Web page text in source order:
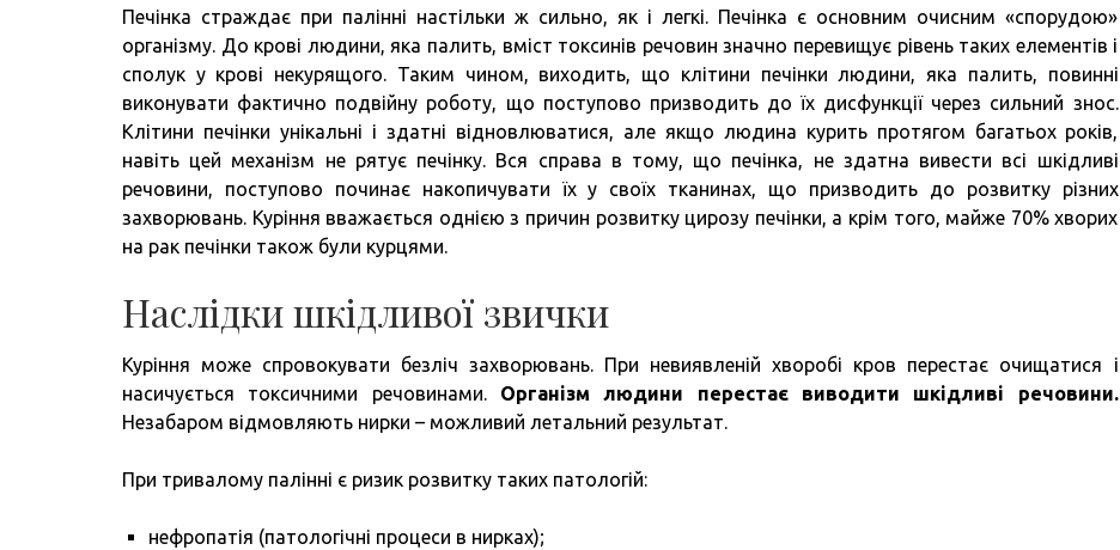
Печінка страждає при палінні настільки ж сильно, як і легкі. Печінка є основним очисним «спорудою»
організму. До крові людини, яка палить, вміст токсинів речовин значно перевищує рівень таких елементів і
сполук у крові некурящого. Таким чином, виходить, що клітини печінки людини, яка палить, повинні
виконувати фактично подвійну роботу, що поступово призводить до їх дисфункції через сильний знос.
Клітини печінки унікальні і здатні відновлюватися, але якщо людина курить протягом багатьох років,
навіть цей механізм не рятує печінку. Вся справа в тому, що печінка, не здатна вивести всі шкідливі
речовини, поступово починає накопичувати їх у своїх тканинах, що призводить до розвитку різних
захворювань. Куріння вважається однією з причин розвитку цирозу печінки, а крім того, майже 70% хворих
на рак печінки також були курцями.
Наслідки шкідливої звички
Куріння може спровокувати безліч захворювань. При невиявленій хворобі кров перестає очищатися і
насичується токсичними речовинами. Організм людини перестає виводити шкідливі речовини.
Незабаром відмовляють нирки – можливий летальний результат.
При тривалому палінні є ризик розвитку таких патологій:
нефропатія (патологічні процеси в нирках);